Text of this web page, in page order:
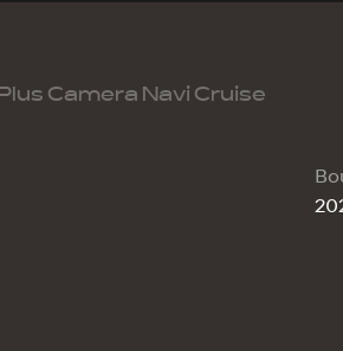
Camera Navi Cruise